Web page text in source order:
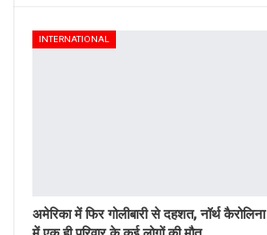
INTERNATIONAL
अमेरिका में फिर गोलीबारी से दहशत, नॉर्थ कैरोलिना